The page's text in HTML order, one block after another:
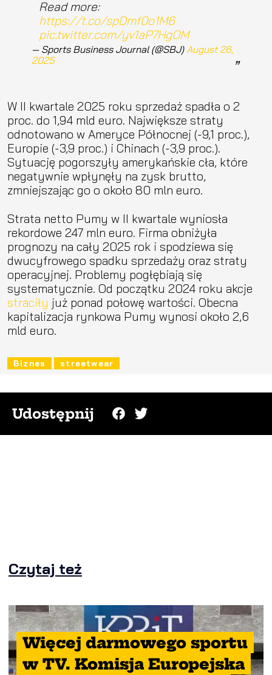
Read more:
https://t.co/spDmf0o1M6
pic.twitter.com/yv1aP7HgOM
— Sports Business Journal (@SBJ) August 26,
2025
W II kwartale 2025 roku sprzedaż spadła o 2
proc. do 1,94 mld euro. Największe straty
odnotowano w Ameryce Północnej (-9,1 proc.),
Europie (-3,9 proc.) i Chinach (-3,9 proc.).
Sytuację pogorszyły amerykańskie cła, które
negatywnie wpłynęły na zysk brutto,
zmniejszając go o około 80 mln euro.
Strata netto Pumy w II kwartale wyniosła
rekordowe 247 mln euro. Firma obniżyła
prognozy na cały 2025 rok i spodziewa się
dwucyfrowego spadku sprzedaży oraz straty
operacyjnej. Problemy pogłębiają się
systematycznie. Od początku 2024 roku akcje
straciły już ponad połowę wartości. Obecna
kapitalizacja rynkowa Pumy wynosi około 2,6
mld euro.
Biznes streetwear
Udostępnij
Czytaj też
Więcej darmowego sportu
w TV. Komisja Europejska